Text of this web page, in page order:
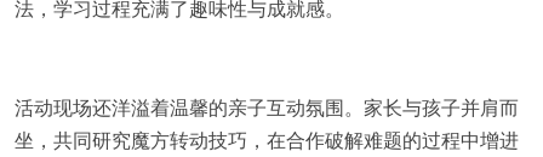
法，学习过程充满了趣味性与成就感。
活动现场还洋溢着温馨的亲子互动氛围。家长与孩子并肩而
坐，共同研究魔方转动技巧，在合作破解难题的过程中增进